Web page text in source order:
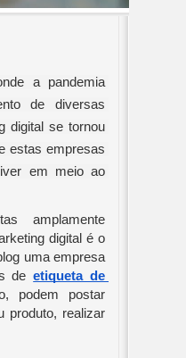
a pandemia
de diversas
digital se tornou
estas empresas
em meio ao
amplamente
digital é o
uma empresa
de etiqueta de
podem postar
produto, realizar